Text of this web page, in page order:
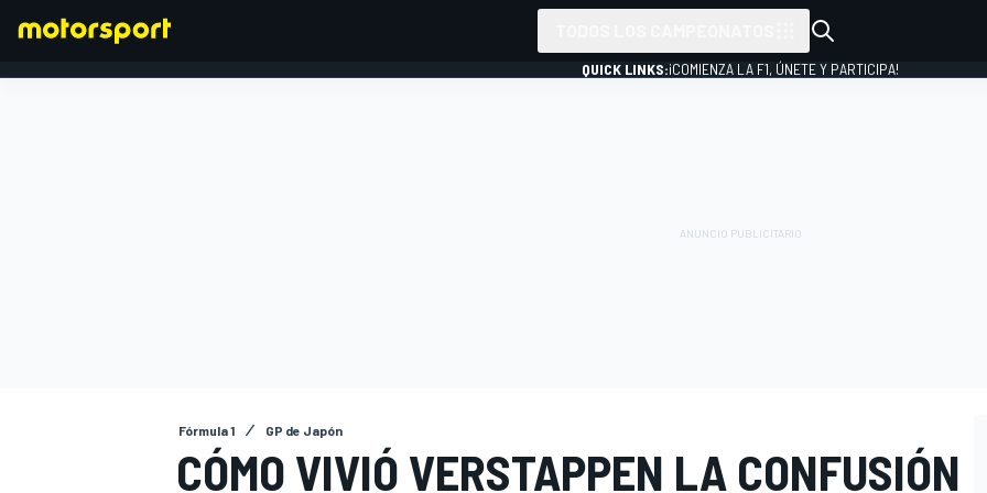
QUICK LINKS:¡COMIENZA LA F1, ÚNETE Y PARTICIPA!
Fórmula 1 GP de Japón
CÓMO VIVIÓ VERSTAPPEN LA CONFUSIÓN